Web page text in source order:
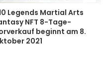
Legends Martial Arts
NFT 8-Tage-
beginnt am 8.
2021